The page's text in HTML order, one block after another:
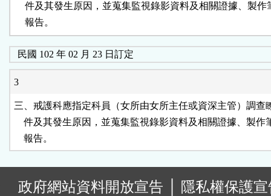
件及其發生原因，並蒐集監視錄影資料及相關證據、製作
    報告。
民國 102 年 02 月 23 日訂定
3
三、戒護科應指定科員（女所由女所主任或資深主管）調查
件及其發生原因，並蒐集監視錄影資料及相關證據、製作
    報告。
政府網站資料開放宣告
隱私權保護